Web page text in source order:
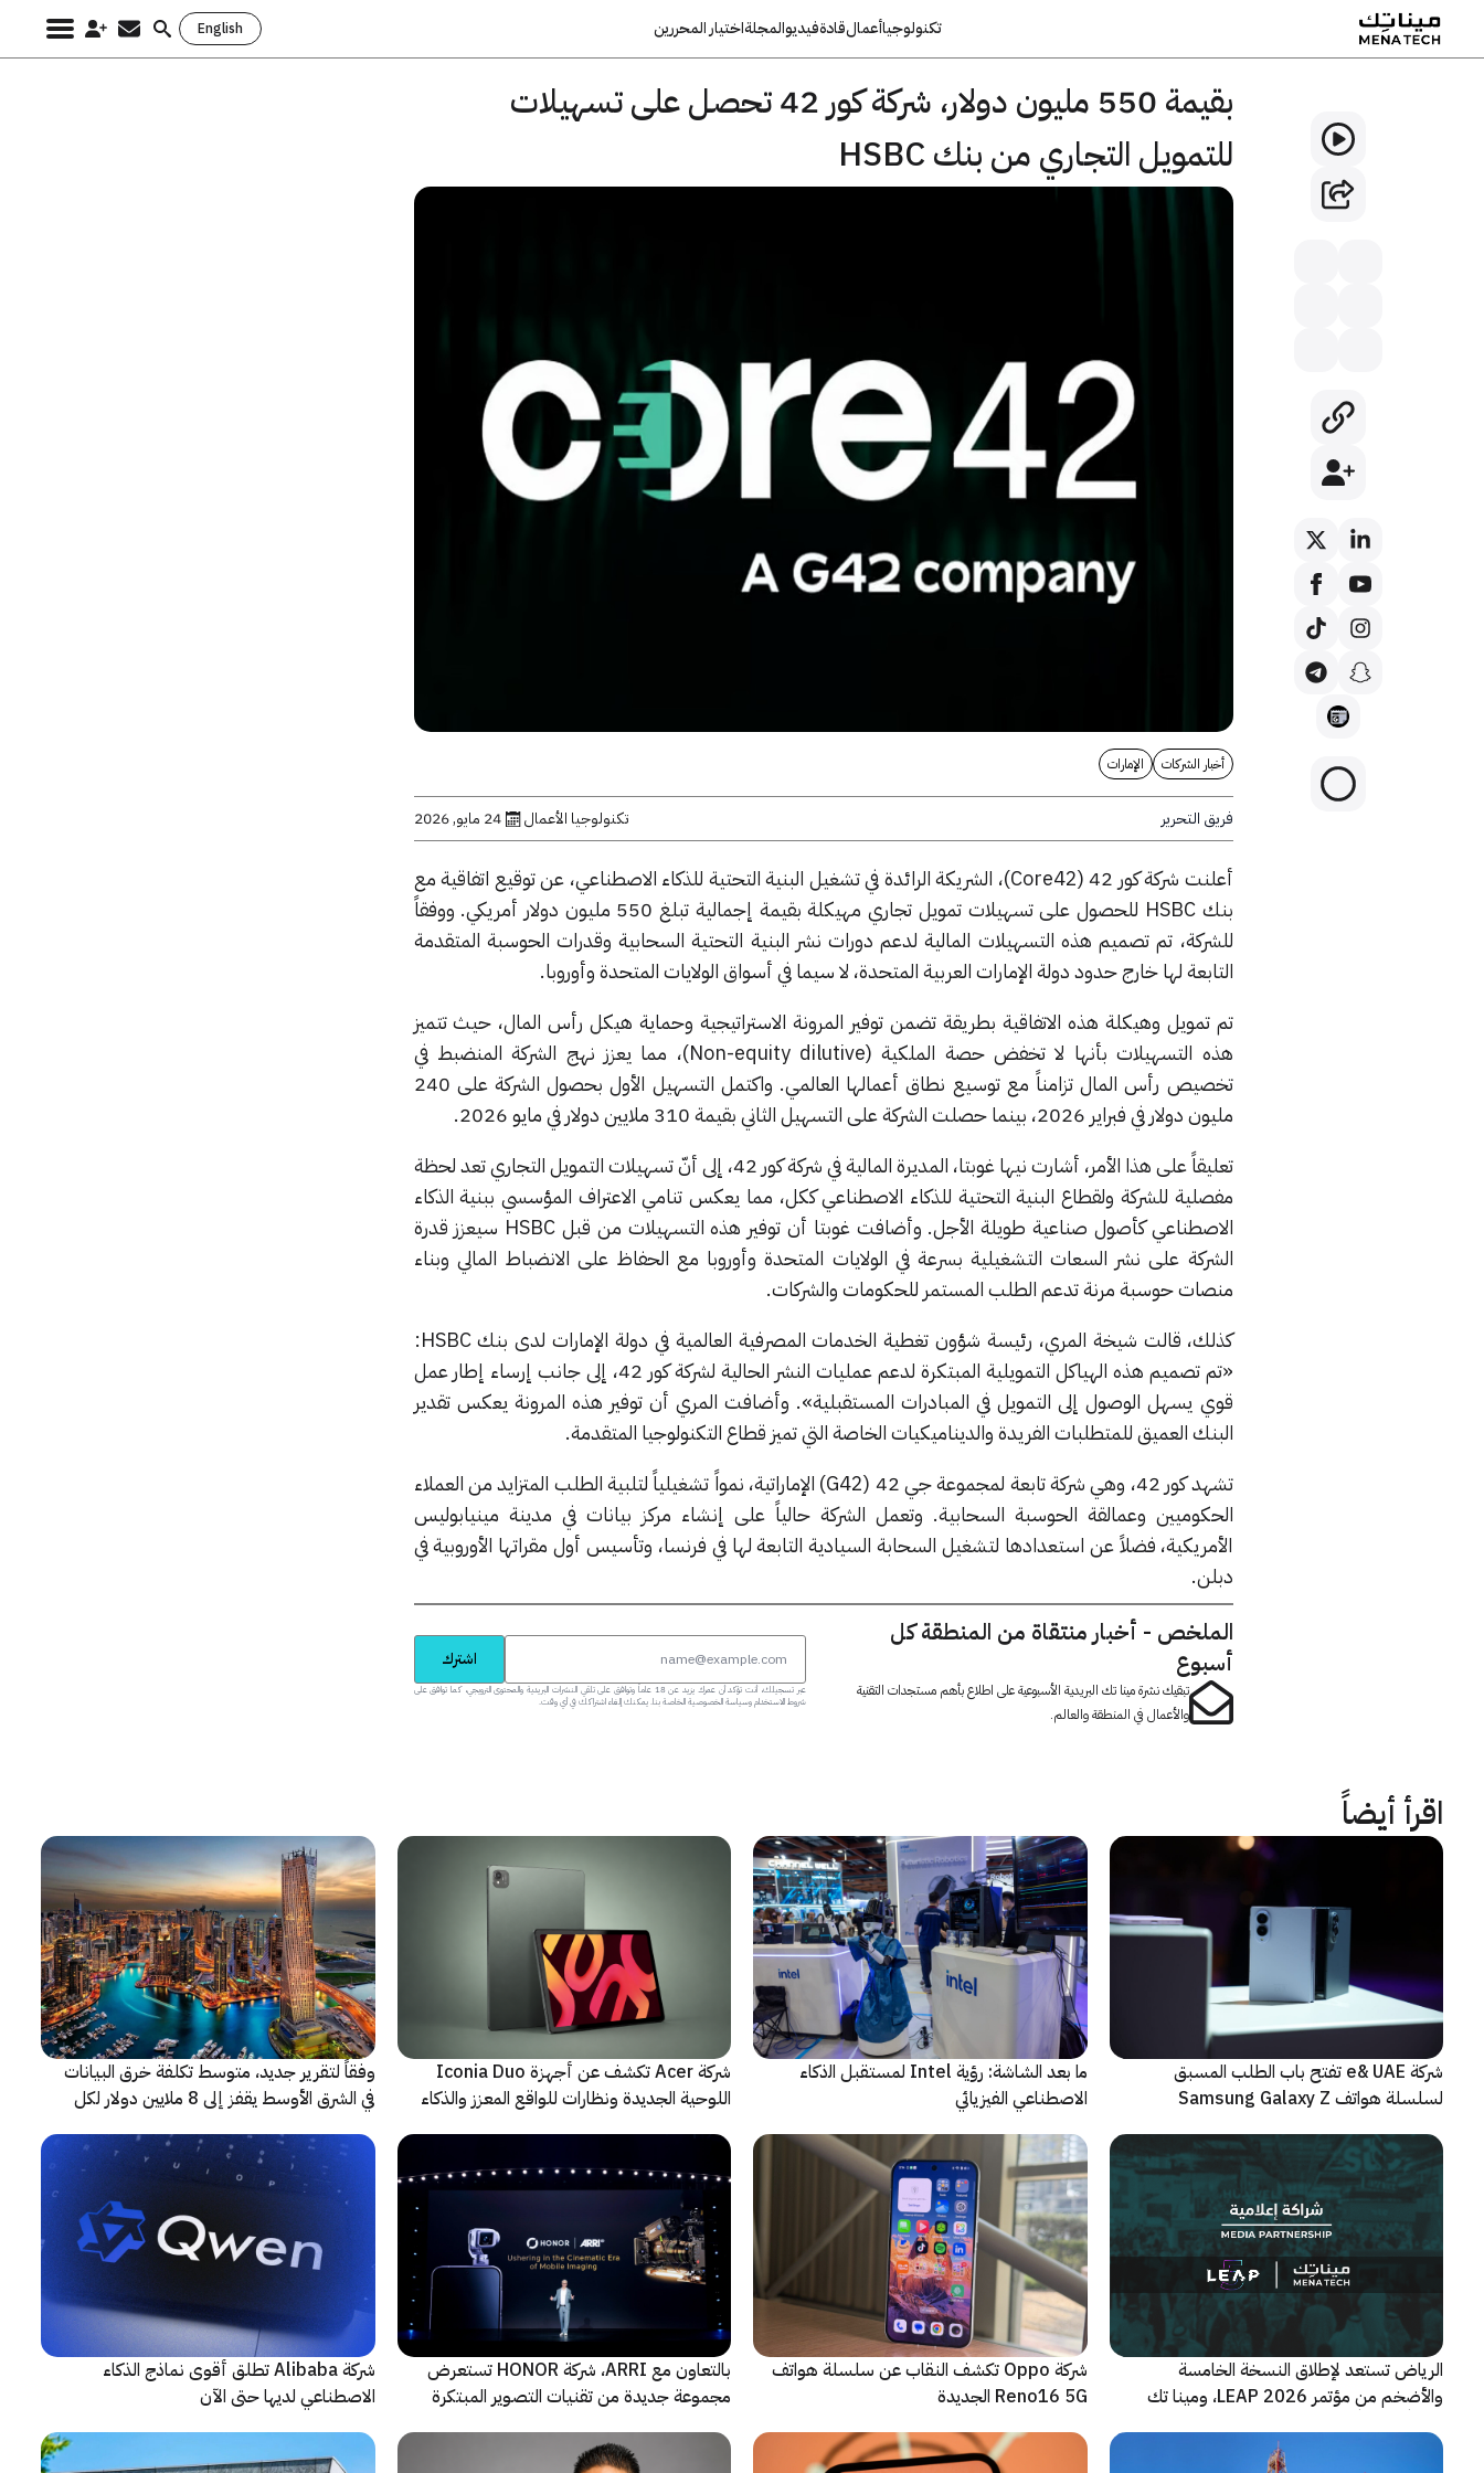
تكنولوجياأعمالقادةفيديوالمجلةاختيار المحررين English
Search
بقيمة 550 مليون دولار، شركة كور 42 تحصل على تسهيلات
للتمويل التجاري من بنك HSBC
أخبار الشركات الإمارات
فريق التحرير تكنولوجيا الأعمال 24 مايو, 2026
أعلنت شركة كور 42 (Core42)، الشريكة الرائدة في تشغيل البنية التحتية للذكاء الاصطناعي، عن توقيع اتفاقية مع
بنك HSBC للحصول على تسهيلات تمويل تجاري مهيكلة بقيمة إجمالية تبلغ 550 مليون دولار أمريكي. ووفقاً
للشركة، تم تصميم هذه التسهيلات المالية لدعم دورات نشر البنية التحتية السحابية وقدرات الحوسبة المتقدمة
التابعة لها خارج حدود دولة الإمارات العربية المتحدة، لا سيما في أسواق الولايات المتحدة وأوروبا.
تم تمويل وهيكلة هذه الاتفاقية بطريقة تضمن توفير المرونة الاستراتيجية وحماية هيكل رأس المال، حيث تتميز
هذه التسهيلات بأنها لا تخفض حصة الملكية (Non-equity dilutive)، مما يعزز نهج الشركة المنضبط في
تخصيص رأس المال تزامناً مع توسيع نطاق أعمالها العالمي. واكتمل التسهيل الأول بحصول الشركة على 240
مليون دولار في فبراير 2026، بينما حصلت الشركة على التسهيل الثاني بقيمة 310 ملايين دولار في مايو 2026.
تعليقاً على هذا الأمر، أشارت نيها غوبتا، المديرة المالية في شركة كور 42، إلى أنّ تسهيلات التمويل التجاري تعد لحظة
مفصلية للشركة ولقطاع البنية التحتية للذكاء الاصطناعي ككل، مما يعكس تنامي الاعتراف المؤسسي ببنية الذكاء
الاصطناعي كأصول صناعية طويلة الأجل. وأضافت غوبتا أن توفير هذه التسهيلات من قبل HSBC سيعزز قدرة
الشركة على نشر السعات التشغيلية بسرعة في الولايات المتحدة وأوروبا مع الحفاظ على الانضباط المالي وبناء
منصات حوسبة مرنة تدعم الطلب المستمر للحكومات والشركات.
كذلك، قالت شيخة المري، رئيسة شؤون تغطية الخدمات المصرفية العالمية في دولة الإمارات لدى بنك HSBC:
«تم تصميم هذه الهياكل التمويلية المبتكرة لدعم عمليات النشر الحالية لشركة كور 42، إلى جانب إرساء إطار عمل
قوي يسهل الوصول إلى التمويل في المبادرات المستقبلية». وأضافت المري أن توفير هذه المرونة يعكس تقدير
البنك العميق للمتطلبات الفريدة والديناميكيات الخاصة التي تميز قطاع التكنولوجيا المتقدمة.
تشهد كور 42، وهي شركة تابعة لمجموعة جي 42 (G42) الإماراتية، نمواً تشغيلياً لتلبية الطلب المتزايد من العملاء
الحكوميين وعمالقة الحوسبة السحابية. وتعمل الشركة حالياً على إنشاء مركز بيانات في مدينة مينيابوليس
الأمريكية، فضلاً عن استعدادها لتشغيل السحابة السيادية التابعة لها في فرنسا، وتأسيس أول مقراتها الأوروبية في
دبلن.
الملخص - أخبار منتقاة من المنطقة كل
أسبوع
تبقيك نشرة مينا تك البريدية الأسبوعية على اطلاع بأهم مستجدات التقنية
والأعمال في المنطقة والعالم.
اشترك
عبر تسجيلك، أنت تؤكد أن عمرك يزيد عن 18 عاماً وتوافق على تلقي النشرات البريدية والمحتوى الترويجي، كما توافق على
شروط الاستخدام وسياسة الخصوصية الخاصة بنا. يمكنك إلغاء اشتراكك في أي وقت.
اقرأ أيضاً
شركة e& UAE تفتح باب الطلب المسبق
لسلسلة هواتف Samsung Galaxy Z
ﻣا بعد الشاشة: رؤية Intel لمستقبل اﻟذﻛﺎء
الاصطناعي الفيزيائي
شركة Acer تكشف عن أجهزة Iconia Duo
اللوحية الجديدة ونظارات للواقع المعزز والذكاء
وفقاً لتقرير جديد، متوسط تكلفة خرق البيانات
في الشرق الأوسط يقفز إلى 8 ملايين دولار لكل
الرياض تستعد لإطلاق النسخة الخامسة
والأضخم من مؤتمر LEAP 2026، ومينا تك
شركة Oppo تكشف النقاب عن سلسلة هواتف
Reno16 5G الجديدة
بالتعاون مع ARRI، شركة HONOR تستعرض
مجموعة جديدة من تقنيات التصوير المبتكرة
شركة Alibaba تطلق أقوى نماذج الذكاء
الاصطناعي لديها حتى الآن